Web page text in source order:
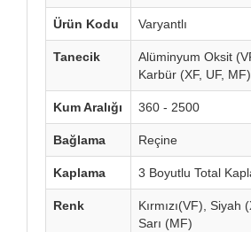
Ürün Kodu Varyantlı
Tanecik
Alüminyum Oksit
Karbür (XF, UF, MF)
Kum Aralığı 360 - 2500
Bağlama Reçine
Kaplama 3 Boyutlu Total
Renk
Kırmızı(VF), Siyah
Sarı (MF)